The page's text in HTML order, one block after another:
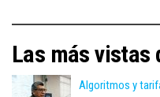
Las más vistas
Algoritmos y